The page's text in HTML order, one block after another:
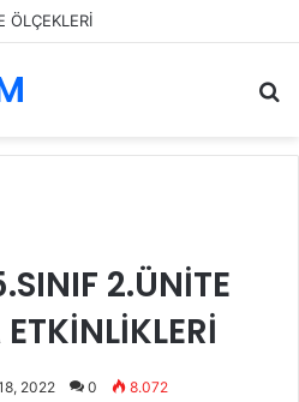
ÖLÇEKLERİ
...
2.ÜNİTE
2022 0 8.072